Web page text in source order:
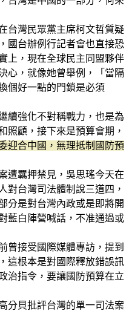
台灣民眾黨主席柯文哲質疑
國台辦例行記者會也直接恐
上，現在全球民主同盟夥伴
心，就像她曾舉例，「當隔
個好一點的門鎖是必須
續強化不對稱戰力，也是為
照顧，接下來是預算會期，
迎合中國，無理抵制國防預
遭羈押禁見，吳思瑤今天在
對台灣司法體制說三道四，
分是對台灣內政或是即將開
藍白陣營喊話，不准通過或
曾接受國際媒體專訪，提到
這根本是對國際釋放錯誤訊
治指令，要讓國防預算在立
分貝批評台灣的單一司法案